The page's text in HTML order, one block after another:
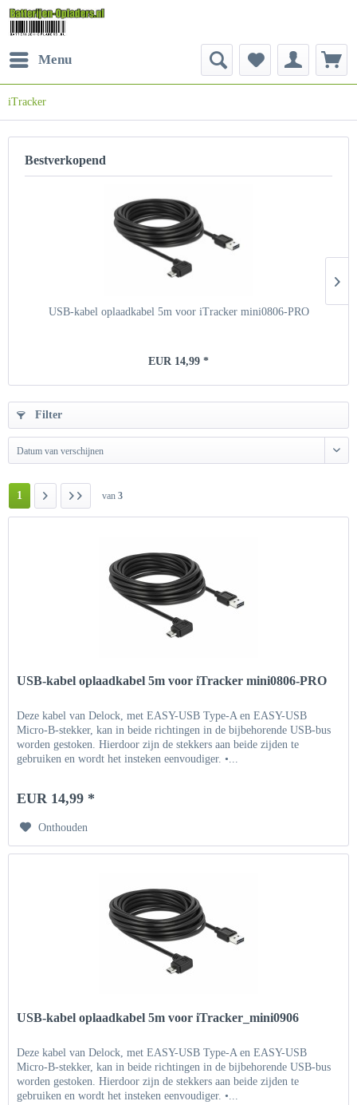
Menu
iTracker
Bestverkopend
USB-kabel oplaadkabel 5m voor iTracker mini0806-PRO
EUR 14,99 *
Filter
Datum van verschijnen
1 van 3
USB-kabel oplaadkabel 5m voor iTracker mini0806-PRO
Deze kabel van Delock, met EASY-USB Type-A en EASY-USB
Micro-B-stekker, kan in beide richtingen in de bijbehorende USB-bus
worden gestoken. Hierdoor zijn de stekkers aan beide zijden te
gebruiken en wordt het insteken eenvoudiger. •...
EUR 14,99 *
Onthouden
USB-kabel oplaadkabel 5m voor iTracker_mini0906
Deze kabel van Delock, met EASY-USB Type-A en EASY-USB
Micro-B-stekker, kan in beide richtingen in de bijbehorende USB-bus
worden gestoken. Hierdoor zijn de stekkers aan beide zijden te
gebruiken en wordt het insteken eenvoudiger. •...